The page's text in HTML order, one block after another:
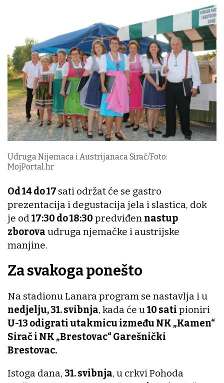
Udruga Nijemaca i Austrijanaca Sirač/Foto:
MojPortal.hr
Od 14 do 17 sati održat će se gastro
prezentacija i degustacija jela i slastica, dok
je od17:30 do 18:30 predviđen nastup
zborova udruga njemačke i austrijske
manjine.
Za svakoga ponešto
Na stadionu Lanara program se nastavlja i u
nedjelju, 31. svibnja, kada će u10 sati pioniri
U-13 odigrati utakmicu između NK „Kamen“
Sirač i NK „Brestovac“ Garešnički
Brestovac.
Istoga dana, 31. svibnja, u crkvi Pohoda